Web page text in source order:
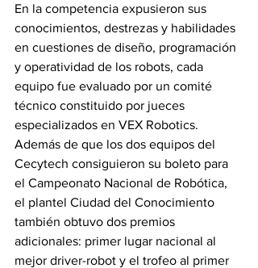
En la competencia expusieron sus
conocimientos, destrezas y habilidades
en cuestiones de diseño, programación
y operatividad de los robots, cada
equipo fue evaluado por un comité
técnico constituido por jueces
especializados en VEX Robotics.
Además de que los dos equipos del
Cecytech consiguieron su boleto para
el Campeonato Nacional de Robótica,
el plantel Ciudad del Conocimiento
también obtuvo dos premios
adicionales: primer lugar nacional al
mejor driver-robot y el trofeo al primer